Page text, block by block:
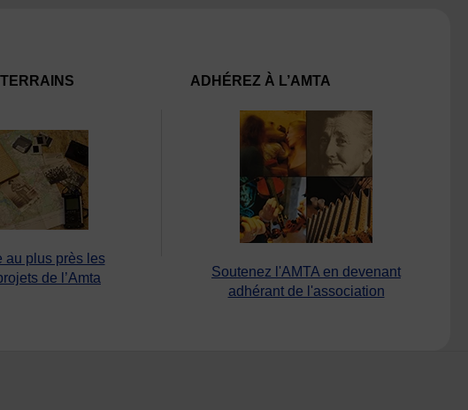
au plus près les
de l’Amta
ADHÉREZ À L’AMTA
Soutenez l'AMTA en devenant
adhérant de l'association